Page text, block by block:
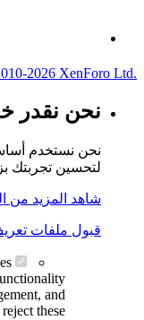
2026 XenForo Ltd.
نحن نقدر
نحن نستخدم
لتحسين تجربتك
شاهد المزيد من
قبول ملفات
and
these.